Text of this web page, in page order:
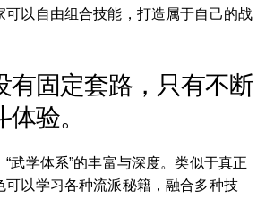
可以自由组合技能，打造属于自己的战
有固定套路，只有不断
验。
武学体系”的丰富与深度。类似于真正
可以学习各种流派秘籍，融合多种技